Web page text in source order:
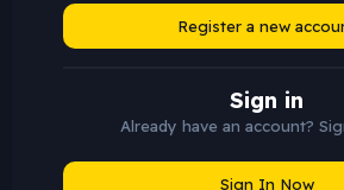
Register a new
Sign in
Already have an account?
Sign In Now